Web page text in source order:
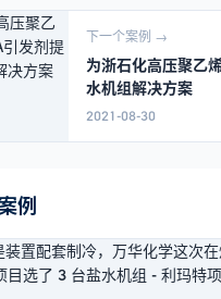
下一个案例 →
为浙石化高压聚乙
水机组解决方案
2021-08-30
例